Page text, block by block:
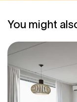
You might